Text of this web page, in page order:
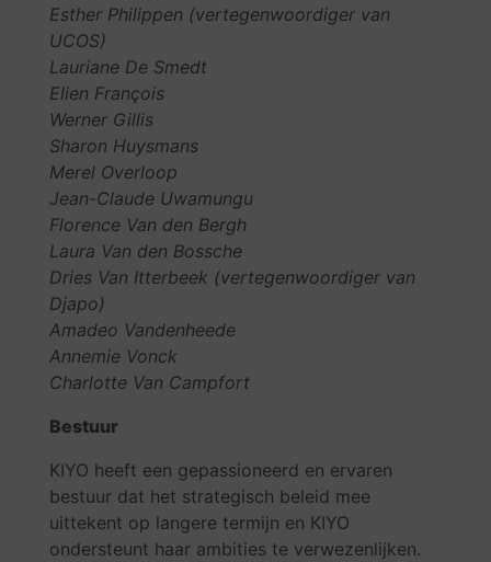
Esther Philippen (vertegenwoordiger van
UCOS)
Lauriane De Smedt
Elien François
Werner Gillis
Sharon Huysmans
Merel Overloop
Jean-Claude Uwamungu
Florence Van den Bergh
Laura Van den Bossche
Dries Van Itterbeek (vertegenwoordiger van
Djapo)
Amadeo Vandenheede
Annemie Vonck
Charlotte Van Campfort
Bestuur
KIYO heeft een gepassioneerd en ervaren
bestuur dat het strategisch beleid mee
uittekent op langere termijn en KIYO
ondersteunt haar ambities te verwezenlijken.